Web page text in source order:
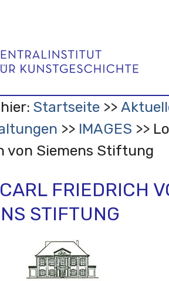
Startseite
IMAGES
von Siemens Stiftung
FRIEDRICH
STIFTUNG